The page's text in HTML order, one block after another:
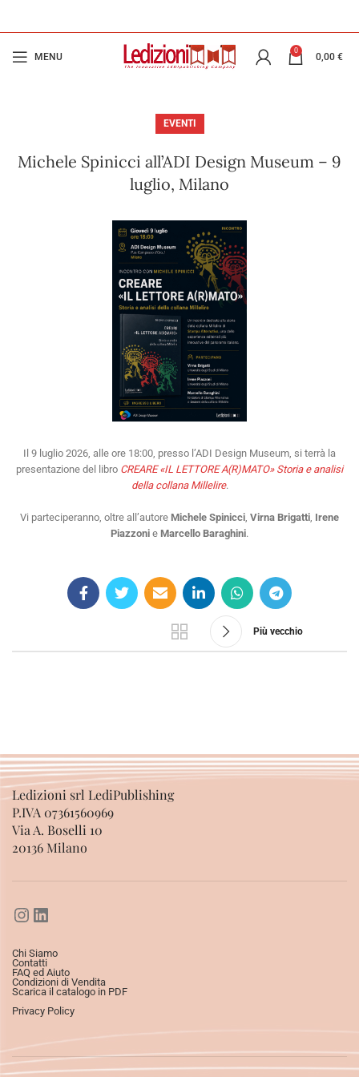
MENU
0
0,00 €
EVENTI
Michele Spinicci all’ADI Design Museum – 9
luglio, Milano
Il 9 luglio 2026, alle ore 18:00, presso l’ADI Design Museum, si terrà la
presentazione del libro CREARE «IL LETTORE A(R)MATO» Storia e analisi
della collana Millelire.
Vi parteciperanno, oltre all’autore Michele Spinicci Virna Brigatti Irene
Piazzoni e Marcello Baraghini.
Più vecchio
Ledizioni srl LediPublishing
P.IVA 07361560969
Via A. Boselli 10
20136 Milano
Chi Siamo
Contatti
FAQ ed Aiuto
Condizioni di Vendita
Scarica il catalogo in PDF
Privacy Policy